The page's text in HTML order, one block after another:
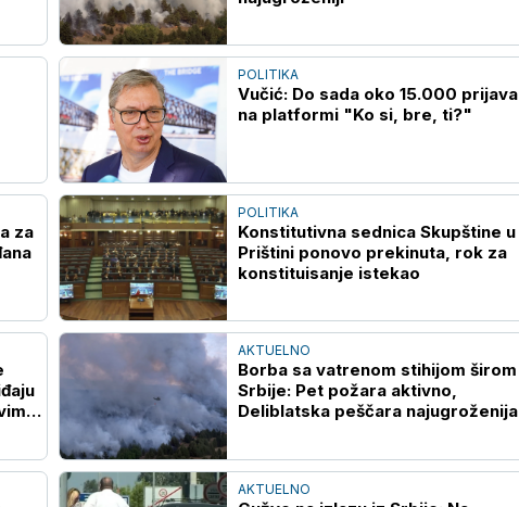
POLITIKA
Vučić: Do sada oko 15.000 prijava
na platformi "Ko si, bre, ti?"
za
POLITIKA
Konstitutivna sednica Skupštine u
Prištini ponovo prekinuta, rok za
konstituisanje istekao
AKTUELNO
Borba sa vatrenom stihijom širom
Srbije: Pet požara aktivno,
Deliblatska peščara najugroženija
AKTUELNO